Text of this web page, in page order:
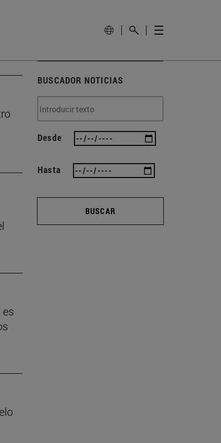
BUSCADOR NOTICIAS
Desde
Hasta
BUSCAR